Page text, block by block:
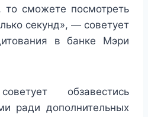
то сможете посмотреть
секунд», — советует
в банке Мэри
обзавестись
ради дополнительных